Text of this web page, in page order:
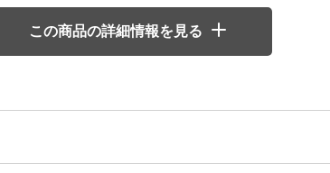
この商品の詳細情報を見る